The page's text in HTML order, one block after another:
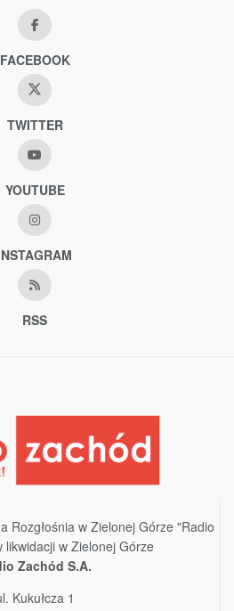
FACEBOOK
TWITTER
YOUTUBE
RSS
Rozgłośnia w Zielonej Górze "Radio
likwidacji w Zielonej Górze
Zachód S.A.
Kukułcza 1